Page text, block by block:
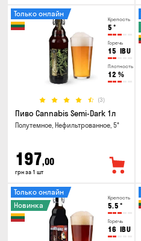
Крепость
5 °
Горечь
15 IBU
Плотность
12 %
(3)
Только онлайн
Пиво Cannabis Semi-Dark 1л
Полутемное, Нефильтрованное, 5°
197,00
грн за 1 шт
Крепость
5.5 °
Горечь
16 IBU
Только онлайн
Новинка